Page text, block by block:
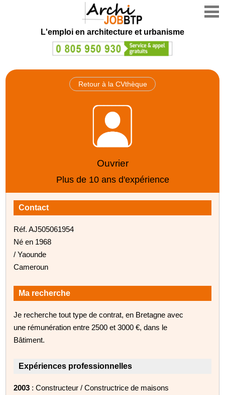
L'emploi en architecture et urbanisme
Retour à la CVthèque
Ouvrier
Plus de 10 ans d'expérience
Contact
Réf. AJ505061954
Né en 1968
/ Yaounde
Cameroun
Ma recherche
Je recherche tout type de contrat, en Bretagne avec
une rémunération entre 2500 et 3000 €, dans le
Bâtiment.
Expériences professionnelles
2003 : Constructeur / Constructrice de maisons